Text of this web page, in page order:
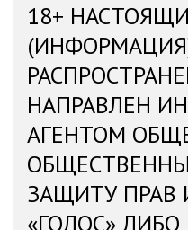
18+
НАПРАВЛЕН
АГЕНТОМ
ЗАЩИТУ ПРАВ
«ГОЛОС» ЛИБО